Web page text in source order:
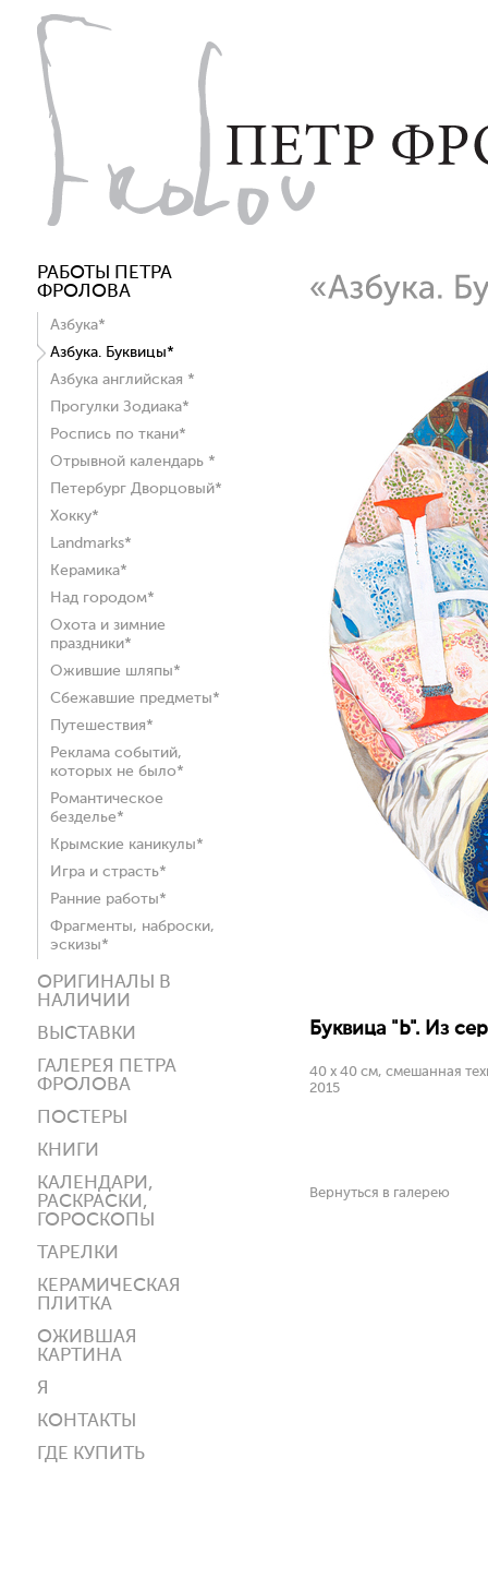
РАБОТЫ ПЕТРА
ФРОЛОВА
Азбука*
Азбука. Буквицы*
Азбука английская *
Прогулки Зодиака*
Роспись по ткани*
Отрывной календарь *
Петербург Дворцовый*
Хокку*
Landmarks*
Керамика*
Над городом*
Охота и зимние
праздники*
Ожившие шляпы*
Сбежавшие предметы*
Путешествия*
Реклама событий,
которых не было*
Романтическое
безделье*
Крымские каникулы*
Игра и страсть*
Ранние работы*
Фрагменты, наброски,
эскизы*
ОРИГИНАЛЫ В
НАЛИЧИИ
ВЫСТАВКИ
ГАЛЕРЕЯ ПЕТРА
ФРОЛОВА
ПОСТЕРЫ
КНИГИ
КАЛЕНДАРИ,
РАСКРАСКИ,
ГОРОСКОПЫ
ТАРЕЛКИ
КЕРАМИЧЕСКАЯ
ПЛИТКА
ОЖИВШАЯ
КАРТИНА
Я
КОНТАКТЫ
ГДЕ КУПИТЬ
Буквица "Ь". Из
40 х 40 см, смешанная
2015
Вернуться в галерею